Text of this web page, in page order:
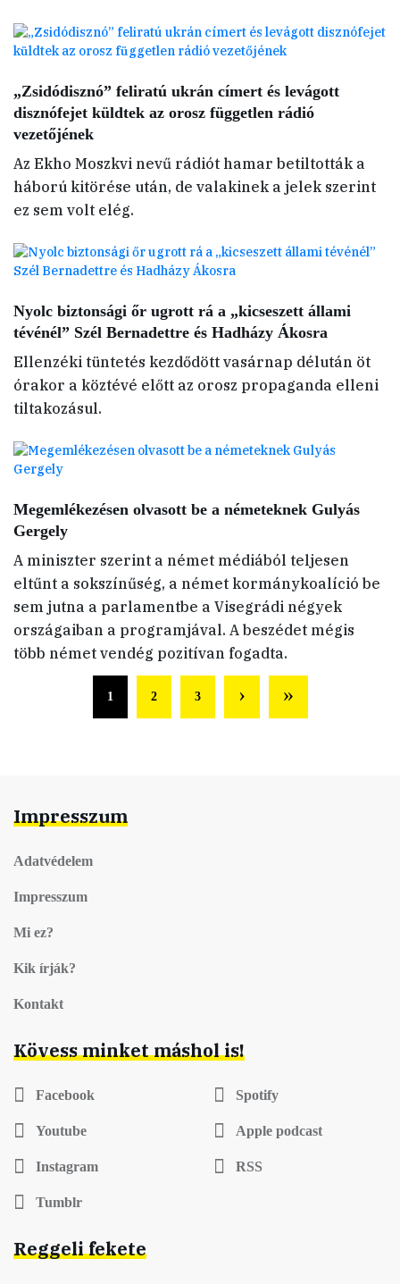
„Zsidódisznó” feliratú ukrán címert és levágott
disznófejet küldtek az orosz független rádió
vezetőjének
Az Ekho Moszkvi nevű rádiót hamar betiltották a
háború kitörése után, de valakinek a jelek szerint
ez sem volt elég.
Nyolc biztonsági őr ugrott rá a „kicseszett állami
tévénél” Szél Bernadettre és Hadházy Ákosra
Ellenzéki tüntetés kezdődött vasárnap délután öt
órakor a köztévé előtt az orosz propaganda elleni
tiltakozásul.
Megemlékezésen olvasott be a németeknek Gulyás
Gergely
A miniszter szerint a német médiából teljesen
eltűnt a sokszínűség, a német kormánykoalíció be
sem jutna a parlamentbe a Visegrádi négyek
országaiban a programjával. A beszédet mégis
több német vendég pozitívan fogadta.
1 2 3
Impresszum
Adatvédelem
Impresszum
Mi ez?
Kik írják?
Kontakt
Kövess minket máshol is!
Facebook
Youtube
Instagram
Tumblr
Spotify
Apple podcast
RSS
Reggeli fekete